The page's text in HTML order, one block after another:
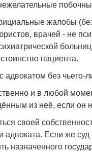
жалобы
врачей - не
пациента.
адвокатом без чьего-
и в любой
из неё, если он
своей
адвоката. Если же
назначенного